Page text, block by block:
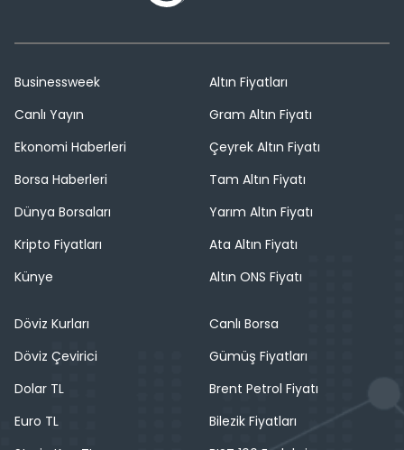
Businessweek
Canlı Yayın
Ekonomi Haberleri
Borsa Haberleri
Dünya Borsaları
Kripto Fiyatları
Künye
Altın Fiyatları
Gram Altın Fiyatı
Çeyrek Altın Fiyatı
Tam Altın Fiyatı
Yarım Altın Fiyatı
Ata Altın Fiyatı
Altın ONS Fiyatı
Döviz Kurları
Döviz Çevirici
Dolar TL
Euro TL
Canlı Borsa
Gümüş Fiyatları
Brent Petrol Fiyatı
Bilezik Fiyatları